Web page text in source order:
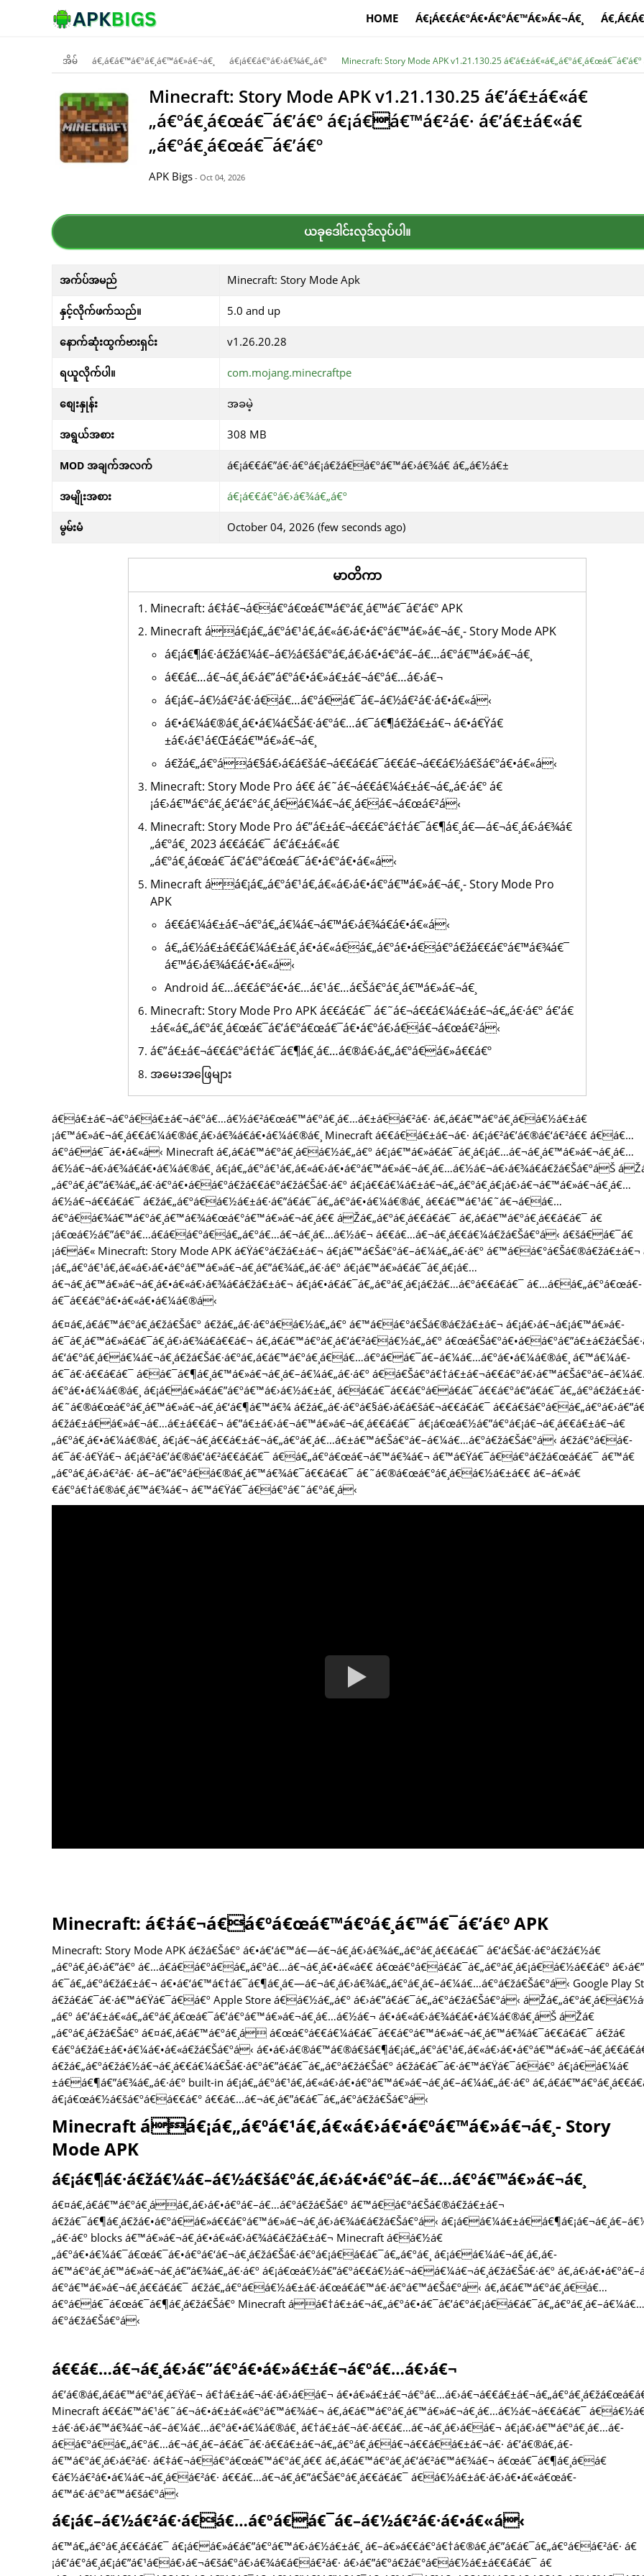
HOME Á€¡Á€€Á€ºÁ€•Á€ºÁ€™Á€»Á€¬Á€¸
အိမ် á€‚á€­á€™á€ºá€¸á€™á€»á€¬á€¸ á€¡á€€á€ºá€›á€¾á€„á€º Minecraft: Story Mode APK v1.21.130.25
Minecraft: Story Mode APK v1.21.130.25 á€’á€±á€«á€
„á€ºá€¸á€œá€¯á€’á€º á€¡á€á€™á€²á€· á€’á€±á€«á€
„á€ºá€¸á€œá€¯á€’á€º
APK Bigs - Oct 04, 2026
ယခုဒေါင်းလုဒ်လုပ်ပါ။
အက်ပ်အမည် Minecraft: Story Mode Apk
နှင့်လိုက်ဖက်သည်။ 5.0 and up
နောက်ဆုံးထွက်ဗားရှင်း v1.26.20.28
ရယူလိုက်ပါ။ com.mojang.minecraftpe
စျေးနှုန်း အခမဲ့
အရွယ်အစား 308 MB
MOD အချက်အလက် á€¡á€€á€”á€·á€ºá€¡á€žá€á€ºá€™á€›á€¾á€­ á€„á€½á€±
အမျိုးအစား á€¡á€€á€ºá€›á€¾á€„á€º
မွမ်းမံ October 04, 2026 (few seconds ago)
မာတိကာ
Minecraft: á€‡á€¬á€á€ºá€œá€™á€ºá€¸á€™á€¯á€’á€º APK
Minecraft áá€¡á€„á€ºá€¹á€‚á€«á€›á€•á€ºá€™á€»á€¬á€¸- Story Mode APK
á€¡á€¶á€·á€žá€¼á€–á€½á€šá€ºá€‚á€›á€•á€ºá€–á€…á€ºá€™á€»á€¬á€¸
á€€á€…á€¬á€¸á€›á€”á€ºá€•á€»á€±á€¬á€ºá€…á€›á€¬
á€¡á€–á€½á€²á€·á€á€…á€ºá€á€¯á€–á€½á€²á€·á€•á€«á‹
á€•á€¼á€®á€¸á€•á€¼á€Šá€·á€ºá€…á€¯á€¶á€žá€±á€¬ á€•á€Ÿá€
±á€‹á€¹á€Œá€­á€™á€»á€¬á€¸
á€žá€„á€ºáá€§á€›á€­á€šá€¬á€€á€­á€¯á€€á€¬á€€á€½á€šá€ºá€•á€«á‹
Minecraft: Story Mode Pro á€€ á€˜á€¬á€€á€¼á€±á€¬á€„á€·á€º á€
¡á€›á€™á€ºá€¸á€‘á€°á€¸á€á€¼á€¬á€¸á€á€¬á€œá€²á‹
Minecraft: Story Mode Pro á€”á€±á€¬á€€á€ºá€†á€¯á€¶á€¸á€—á€¬á€¸á€›á€¾á€
„á€ºá€¸ 2023 á€€á€­á€¯ á€’á€±á€«á€
„á€ºá€¸á€œá€¯á€’á€ºá€œá€¯á€•á€ºá€•á€«á‹
Minecraft áá€¡á€„á€ºá€¹á€‚á€«á€›á€•á€ºá€™á€»á€¬á€¸- Story Mode Pro
APK
á€€á€¼á€±á€¬á€ºá€„á€¼á€¬á€™á€›á€¾á€­á€•á€«á‹
á€„á€½á€±á€€á€¼á€±á€¸á€•á€«á€á€„á€ºá€•á€á€ºá€žá€€á€ºá€™á€¾á€¯
á€™á€›á€¾á€­á€•á€«á‹
Android á€…á€€á€ºá€•á€…á€¹á€…á€Šá€ºá€¸á€™á€»á€¬á€¸
Minecraft: Story Mode Pro APK á€€á€­á€¯ á€˜á€¬á€€á€¼á€±á€¬á€„á€·á€º á€’á€
±á€«á€„á€ºá€¸á€œá€¯á€’á€ºá€œá€¯á€•á€ºá€›á€á€¬á€œá€²á‹
á€”á€±á€¬á€€á€ºá€†á€¯á€¶á€¸á€…á€®á€›á€„á€ºá€á€»á€€á€º
အမေးအဖြေများ
á€á€±á€¬á€ºá€á€±á€¬á€ºá€…á€½á€²á€œá€™á€ºá€¸á€…á€±á€á€²á€· á€‚á€­á€™á€ºá€¸á€á€½á€±á€
¡á€™á€»á€¬á€¸á€€á€¼á€®á€¸á€›á€¾á€­á€•á€¼á€®á€¸ Minecraft á€€á€á€±á€¬á€· á€¡á€²á€’á€®á€‘á€²á€€ á€á€…
á€ºá€á€¯á€•á€«á‹ Minecraft á€‚á€­á€™á€ºá€¸á€á€½á€„á€º á€¡á€™á€»á€­á€¯á€¸á€¡á€…á€¬á€¸á€™á€»á€¬á€¸á€…
á€½á€¬á€›á€¾á€­á€•á€¼á€®á€¸ á€¡á€„á€ºá€¹á€‚á€«á€›á€•á€ºá€™á€»á€¬á€¸á€…á€½á€¬á€›á€¾á€­á€žá€Šá€ºáŠ
„á€ºá€¸á€”á€¾á€„á€·á€ºá€•á€á€ºá€žá€€á€ºá€žá€Šá€·á€º á€¡á€€á€¼á€±á€¬á€„á€ºá€¸á€¡á€›á€¬á€™á€»á€¬á€¸á€…
á€½á€¬á€€á€­á€¯ á€žá€„á€ºá€á€½á€±á€·á€”á€­á€¯á€„á€ºá€•á€¼á€®á€¸ á€€á€™á€¹á€˜á€¬á€á€…
á€ºá€á€¾á€™á€ºá€¸á€™á€¾á€œá€°á€™á€»á€¬á€¸á€€ áŽá€„á€ºá€¸á€€á€­á€¯ á€‚á€­á€™á€ºá€¸á€€á€­á€¯ á€
¡á€œá€½á€”á€ºá€…á€­á€á€ºá€á€„á€ºá€…á€¬á€¸á€…á€½á€¬ á€€á€…á€¬á€¸á€€á€¼á€žá€Šá€ºá‹ á€šá€á€¯á€
¡á€á€« Minecraft: Story Mode APK á€Ÿá€°á€žá€±á€¬ á€¡á€™á€Šá€ºá€–á€¼á€„á€·á€º á€™á€á€°á€Šá€®á€žá€±á€¬
¡á€„á€ºá€¹á€‚á€«á€›á€•á€ºá€™á€»á€¬á€¸á€”á€¾á€„á€·á€º á€¡á€™á€»á€­á€¯á€¸á€¡á€…
á€¬á€¸á€™á€»á€¬á€¸á€•á€«á€›á€¾á€­á€žá€±á€¬ á€¡á€•á€­á€¯á€„á€ºá€¸á€¡á€žá€…á€ºá€€á€­á€¯ á€…á€á€„á€ºá€œá€­
á€¯á€€á€ºá€•á€«á€•á€¼á€®á‹
á€¤á€‚á€­á€™á€ºá€¸á€žá€Šá€º á€žá€„á€·á€ºá€á€½á€„á€º á€™á€á€°á€Šá€®á€žá€±á€¬ á€¡á€›á€¬á€¡á€™á€»á€­
á€¯á€¸á€™á€»á€­á€¯á€¸á€›á€¾á€­á€€á€¬ á€‚á€­á€™á€ºá€¸á€‘á€²á€á€½á€„á€º
á€‘á€°á€¸á€á€¼á€¬á€¸á€žá€Šá€·á€ºá€‚á€­á€™á€ºá€¸á€á€…á€ºá€á€¯á€–á€¼á€…á€ºá€•á€¼á€®á€¸ á€™á€¼á€­
á€¯á€·á€€á€­á€¯ á€á€¯á€¶á€¸á€™á€»á€¬á€¸á€–á€¼á€„á€·á€º
á€ºá€•á€¼á€®á€¸ á€¡á€á€»á€­á€”á€ºá€™á€›á€½á€±á€¸
á€˜á€®á€œá€°á€¸á€™á€»á€¬á€¸á€‘á€¶á€™á€¾ á€žá€„á€·á€ºá€§á€›á€­á€šá€¬á€€á€­á€¯
á€žá€±á€á€»á€¬á€…á€±á€€á€¬ á€”á€±á€›á€¬á€™á€»á€¬á€¸á€€á€­á€¯ á€¡á€œá€½á€”á€ºá€¡á€¬á€¸á€€á€±á€¬á€
„á€ºá€¸á€•á€¼á€®á€¸ á€¡á€¬á€¸á€€á€±á€¬á€„á€ºá€¸á€…á€±á€™á€Šá€ºá€–á€¼á€…á€ºá€žá€Šá€ºá‹ á€žá€°á€á€­
á€¯á€·á€Ÿá€¬ á€¡á€²á€’á€®á€‘á€²á€€á€­á€¯ á€á€„á€ºá€œá€¬á€™á€¾á€¬ á€™á€Ÿá€¯á€á€ºá€žá€œá€­á€¯ á€™á€
„á€ºá€¸á€›á€²á€· á€–á€”á€ºá€á€®á€¸á€™á€¾á€¯á€€á€­á€¯ á€˜á€®á€œá€°á€¸á€á€½á€±á€€ á€–á€»á€
€á€ºá€†á€®á€¸á€™á€¾á€¬ á€™á€Ÿá€¯á€á€ºá€˜á€°á€¸á‹
Minecraft: á€‡á€¬á€á€ºá€œá€™á€ºá€¸á€™á€¯á€’á€º APK
Minecraft: Story Mode APK á€žá€Šá€º á€•á€‘á€™á€—á€¬á€¸á€›á€¾á€„á€ºá€¸á€€á€­á€¯ á€‘á€Šá€·á€ºá€žá€½á€
„á€ºá€¸á€›á€”á€º á€…á€­á€á€ºá€á€„á€ºá€…á€¬á€¸á€•á€«á€€ á€œá€°á€á€­á€¯á€„á€ºá€¸á€¡á€á€½á€€á€º
á€¯á€„á€ºá€žá€±á€¬ á€•á€‘á€™á€†á€¯á€¶á€¸á€—á€¬á€¸á€›á€¾á€„á€ºá€¸á€–á€¼á€…á€ºá€žá€Šá€ºá‹ Google Play
á€žá€­á€¯á€·á€™á€Ÿá€¯á€á€º Apple Store á€á€½á€„á€º á€›á€”á€­á€¯á€„á€ºá€žá€Šá€ºá‹
„á€º á€’á€±á€«á€„á€ºá€¸á€œá€¯á€’á€ºá€™á€»á€¬á€¸á€…á€½á€¬ á€•á€«á€›á€¾á€­á€•á€¼á€®á€¸áŠ áŽá€
„á€ºá€¸á€žá€Šá€º á€¤á€‚á€­á€™á€ºá€¸á á€œá€°á€€á€¼á€­á€¯á€€á€ºá€™á€»á€¬á€¸á€™á€¾á€¯á€€á€­á€¯ á€žá€
€á€ºá€žá€±á€•á€¼á€•á€«á€žá€Šá€ºá‹
á€žá€„á€ºá€žá€½á€¬á€¸á€€á€¼á€Šá€·á€ºá€”á€­á€¯á€„á€ºá€žá€Šá€º á€žá€­á€¯á€·á€™á€Ÿá€¯á€á€º á€¡á€á€¼á€
±á€á€¶á€”á€¾á€„á€·á€º built-in á€¡á€„á€ºá€¹á€‚á€«á€›á€•á€ºá€™á€»á€¬á€¸á€–á€¼á€„á€·á€º
á€¡á€œá€½á€šá€ºá€á€€á€° á€€á€…á€¬á€¸á€”á€­á€¯á€„á€ºá€žá€Šá€ºá‹
Minecraft áá€¡á€„á€ºá€¹á€‚á€«á€›á€•á€ºá€™á€»á€¬á€¸- Story
Mode APK
á€¡á€¶á€·á€žá€¼á€–á€½á€šá€ºá€‚á€›á€•á€ºá€–á€…á€ºá€™á€»á€¬á€¸
á€¤á€‚á€­á€™á€ºá€¸áá€‚á€›á€•á€ºá€–á€…á€ºá€žá€Šá€º á€™á€á€°á€Šá€®á€žá€±á€¬
á€žá€¯á€¶á€¸á€žá€•á€ºá€á€»á€€á€ºá€™á€»á€¬á€¸á€›á€¾á€­á€žá€Šá€ºá‹
„á€·á€º blocks á€™á€»á€¬á€¸á€•á€«á€›á€¾á€­á€žá€±á€¬ Minecraft á€á€½á€
„á€ºá€•á€¼á€¯á€œá€¯á€•á€ºá€‘á€¬á€¸á€žá€Šá€·á€ºá€¡á€á€­á€¯á€„á€ºá€¸ á€¡á€á€¼á€¬á€¸á€‚á€­
á€™á€ºá€¸á€™á€»á€¬á€¸á€”á€¾á€„á€·á€º á€¡á€œá€½á€”á€ºá€€á€½á€¬á€á€¼á€¬á€¸á€žá€Šá€·á€º
á€ºá€™á€»á€¬á€¸á€€á€­á€¯ á€žá€„á€ºá€á€½á€±á€·á€œá€­á€™á€·á€ºá€™á€Šá€ºá‹ á€‚á€­á€™á€ºá€¸á€á€…
á€ºá€á€¯á€œá€¯á€¶á€¸á€žá€Šá€º Minecraft áá€†á€±á€¬á€„á€ºá€•á€¯á€’á€ºá€¡á€á€­á€¯á€„á€ºá€¸á€–á€¼á€…
á€ºá€žá€Šá€ºá‹
á€€á€…á€¬á€¸á€›á€”á€ºá€•á€»á€±á€¬á€ºá€…á€›á€¬
á€’á€®á€‚á€­á€™á€ºá€¸á€Ÿá€¬ á€†á€±á€¬á€·á€›á€á€¬
Minecraft á€€á€™á€¹á€˜á€¬á€•á€±á€«á€ºá€™á€¾á€¬ á€‚á€­á€™á€ºá€¸á€™á€»á€¬á€¸á€…á€½á€¬á€€á€­á€¯
±á€·á€›á€™á€¾á€¬á€–á€¼á€…á€ºá€•á€¼á€®á€¸ á€†á€±á€¬á€·á€€á€…á€¬á€¸á€›á€á€¬ á€¡á€›á€™á€ºá€¸á€…á€­
á€á€ºá€á€„á€ºá€…á€¬á€¸á€–á€­á€¯á€·á€€á€±á€¬á€„á€ºá€¸á€á€¬á€€á€á€±á€¬á€· á€’á€®á€‚á€­
á€™á€ºá€¸á€›á€²á€· á€‡á€¬á€á€ºá€œá€™á€ºá€¸á€€ á€‚á€­á€™á€ºá€¸á€‘á€²á€™á€¾á€¬ á€œá€¯á€¶á€¸á€á€
€á€½á€²á€•á€¼á€¬á€¸á€á€²á€· á€€á€…á€¬á€¸á€”á€Šá€ºá€¸á€€á€­á€¯ á€á€½á€±á€·á€›á€•á€«á€œá€­
á€™á€·á€ºá€™á€šá€ºá‹
á€¡á€–á€½á€²á€·á€á€…á€ºá€á€¯á€–á€½á€²á€·á€•á€«á‹
á€™á€„á€ºá€¸á€€á€­á€¯ á€¡á€á€»á€­á€”á€ºá€™á€›á€½á€±á€¸ á€–á€»á€€á€ºá€†á€®á€¸á€”á€­á€¯á€„á€ºá€á€²á€· á€
¡á€‘á€°á€¸á€¡á€”á€¹á€á€›á€¬á€šá€ºá€›á€¾á€­á€á€²á€· á€›á€”á€ºá€žá€°á€á€½á€±á€€á€­á€¯ á€